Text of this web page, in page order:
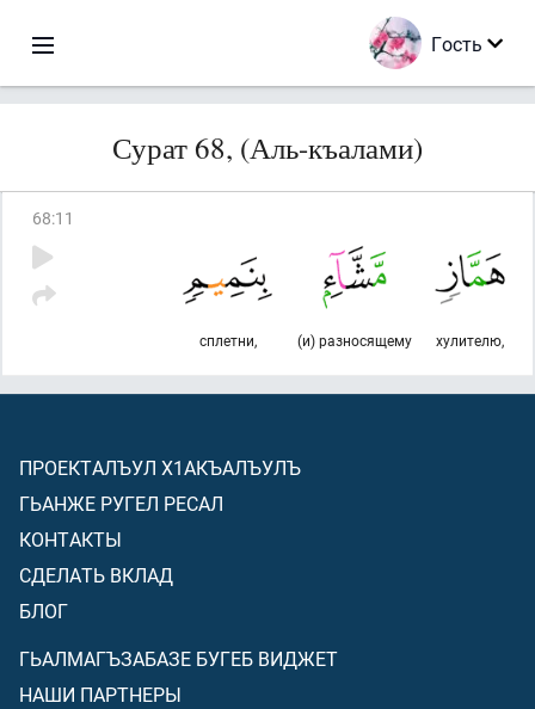
Гость
Сурат 68, (Аль-къалами)
68:11
хулителю,
(и) разносящему
сплетни,
ПРОЕКТАЛЪУЛ Х1АКЪАЛЪУЛЪ
ГЬАНЖЕ РУГЕЛ РЕСАЛ
КОНТАКТЫ
СДЕЛАТЬ ВКЛАД
БЛОГ
ГЬАЛМАГЪЗАБАЗЕ БУГЕБ ВИДЖЕТ
НАШИ ПАРТНЕРЫ